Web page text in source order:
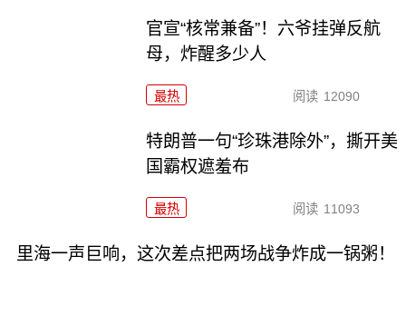
官宣“核常兼备”！六爷挂弹反航
母，炸醒多少人
最热 阅读 12090
特朗普一句“珍珠港除外”，撕开美
国霸权遮羞布
最热 阅读 11093
里海一声巨响，这次差点把两场战争炸成一锅粥！